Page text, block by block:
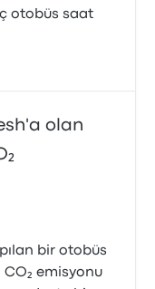
otobüs saat
olan
bir otobüs
emisyonu